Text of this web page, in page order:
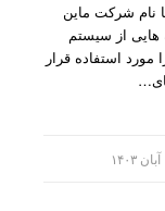
نام شرکت ماین
هایی از سیستم
استفاده قرار